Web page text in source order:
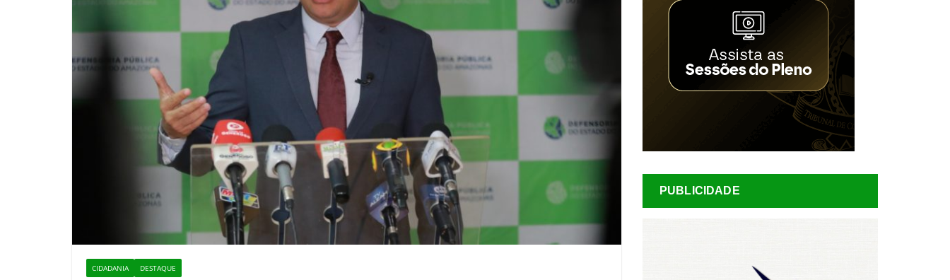
CIDADANIA DESTAQUE
PUBLICIDADE